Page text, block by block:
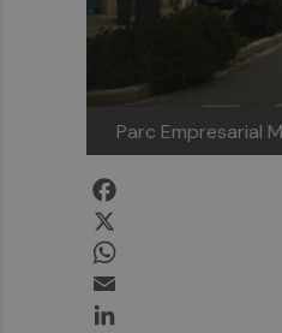
Parc Empresarial